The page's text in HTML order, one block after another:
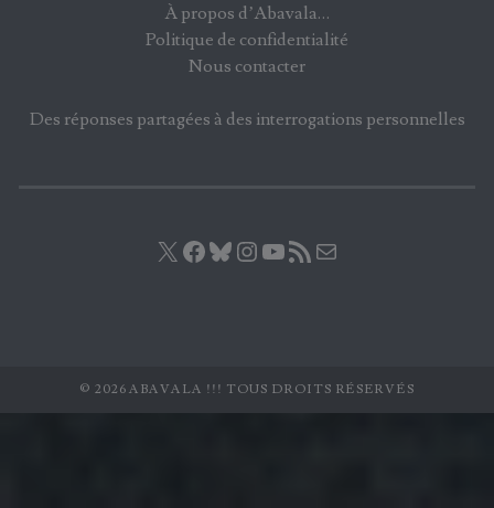
À propos d’Abavala…
Politique de confidentialité
Nous contacter
Des réponses partagées à des interrogations personnelles
X Facebook
Bluesky
Instagram
YouTube
Flux RSS
© 2026 ABAVALA !!! TOUS DROITS RÉSERVÉS